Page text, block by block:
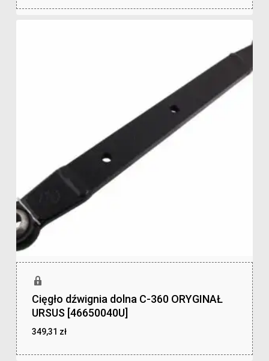
Cięgło dźwignia dolna C-360 ORYGINAŁ
URSUS [46650040U]
349,31 zł